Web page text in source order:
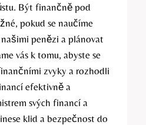
Být finančně pod
pokud se naučíme
penězi a plánovat
vás k tomu, abyste se
zvyky a rozhodli
efektivně a
svých financí a
klid a bezpečnost do